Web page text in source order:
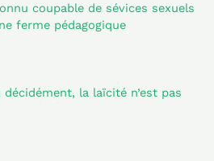
coupable de sévices sexuels
ferme pédagogique
la laïcité n’est pas